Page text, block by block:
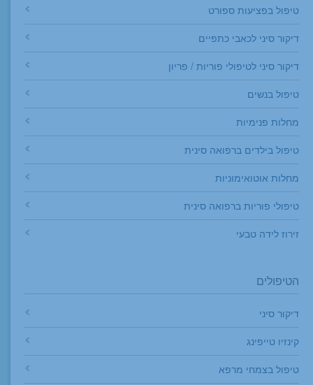
טיפול בפציעות ספורט
דיקור סיני לכאבי כתפיים
דיקור סיני לטיפולי פוריות / פריון
טיפול בנשים
מחלות פנימיות
טיפול בילדים ברפואה סינית
מחלות אוטואימוניות
טיפולי פוריות ברפואה סינית
זירוז לידה טבעי
הטיפולים
דיקור סיני
קינזיו טייפינג
טיפול בצמחי מרפא